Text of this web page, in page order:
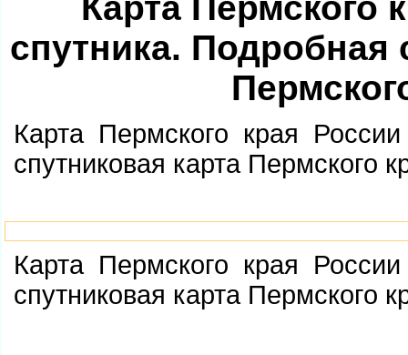
спутника. Подробная
Карта Пермского края
спутниковая карта Пермского
Карта Пермского края
спутниковая карта Пермского